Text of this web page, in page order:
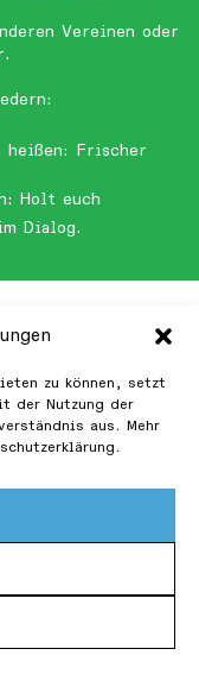
zu können, setzt
der Nutzung der
aus. Mehr
Vereinen oder
heißen: Frischer
Holt euch
Dialog.